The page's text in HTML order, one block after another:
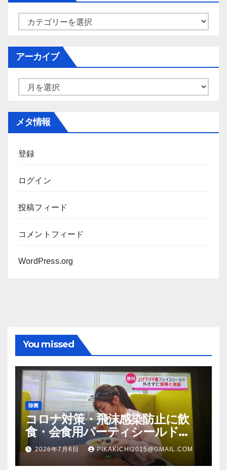
ー
アーカイブ
メタ情報
登録
ログイン
投稿フィード
コメントフィード
WordPress.org
You missed
除菌
コロナ対策・飛沫感染防止に飲
食・会食用パーティシールド
（マスク会食代替品）ＦＢＣ福井
放送のＴＶ番組での紹介映像
2026年7月6日 PIKAKICHI2015@GMAIL.COM